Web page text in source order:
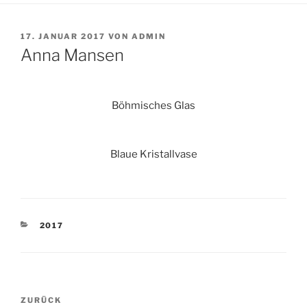
VERÖFFENTLICHT
AM
17. JANUAR 2017 VON ADMIN
Anna Mansen
Böhmisches Glas
Blaue Kristallvase
KATEGORIEN
2017
Beitragsnavigation
Vorheriger
ZURÜCK